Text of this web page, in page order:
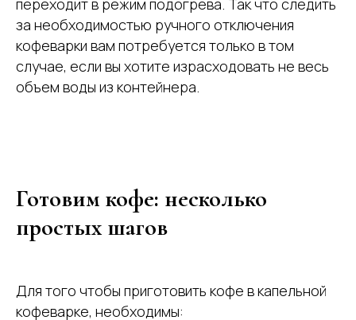
за необходимостью ручного отключения
кофеварки вам потребуется только в том
случае, если вы хотите израсходовать не весь
объем воды из контейнера.
Готовим кофе: несколько
простых шагов
Для того чтобы приготовить кофе в капельной
кофеварке, необходимы: